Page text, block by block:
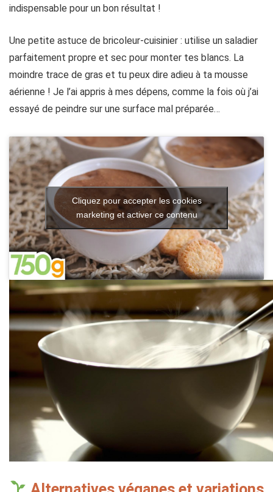
indispensable pour un bon résultat !
Une petite astuce de bricoleur-cuisinier : utilise un saladier
parfaitement propre et sec pour monter tes blancs. La
moindre trace de gras et tu peux dire adieu à ta mousse
aérienne ! Je l’ai appris à mes dépens, comme la fois où j’ai
essayé de peindre sur une surface mal préparée…
Cliquez pour accepter les cookies
marketing et activer ce contenu